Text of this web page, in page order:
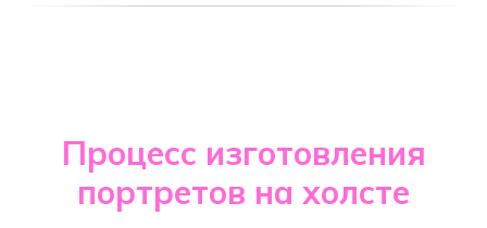
Процесс изготовления
портретов на холсте